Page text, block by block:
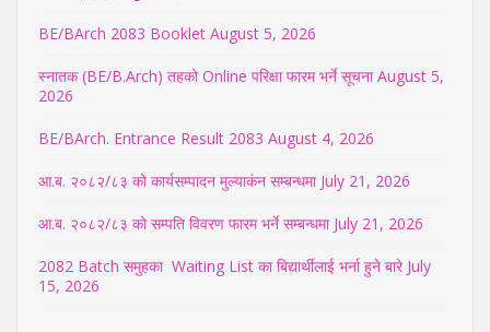
BE/BArch 2083 Booklet August 5, 2026
स्नातक (BE/B.Arch) तहको Online परिक्षा फारम भर्ने सूचना August 5,
2026
BE/BArch. Entrance Result 2083 August 4, 2026
आ.ब. २०८२/८३ को कार्यसम्पादन मुल्याकंन सम्बन्धमा July 21, 2026
आ.ब. २०८२/८३ को सम्पति विवरण फारम भर्ने सम्बन्धमा July 21, 2026
2082 Batch समुहका Waiting List का बिद्यार्थीलाई भर्ना हुने बारे July
15, 2026